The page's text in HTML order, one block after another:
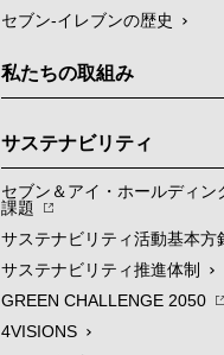
セブン-イレブンの歴史
私たちの取組み
サステナビリティ
セブン＆アイ・ホールディン
課題
サステナビリティ活動基本方
サステナビリティ推進体制
GREEN CHALLENGE 2050
4VISIONS